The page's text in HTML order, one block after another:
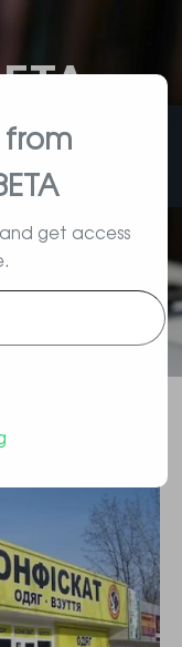
народ
в
from
get access